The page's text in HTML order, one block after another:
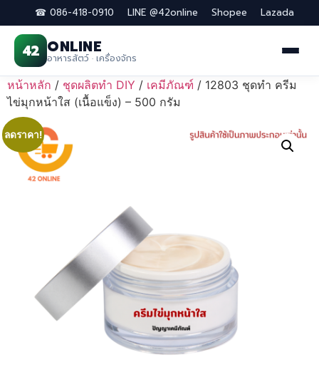
☎ 086-418-0910 LINE @42online Shopee Lazada
42 ONLINE
อาหารสัตว์ · เครื่องจักร
Skip
to
content
หน้าหลัก / ชุดผลิตทำ DIY / เคมีภัณฑ์ / 12803 ชุดทำ ครีม
ไข่มุกหน้าใส (เนื้อแข็ง) – 500 กรัม
ลดราคา!